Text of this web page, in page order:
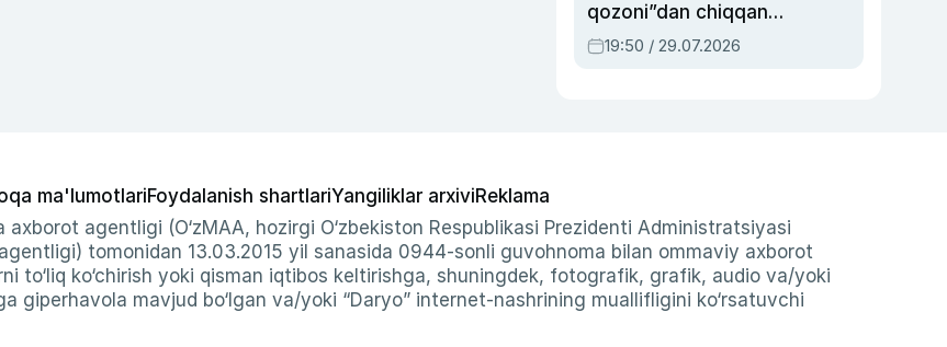
qozoni”dan chiqqan
qahramon — Ukraina
armiyasi bosh
19:50 / 29.07.2026
ma'lumotlariFoydalanish shartlariYangiliklar arxiviReklama
agentligi (O‘zMAA, hozirgi O‘zbekiston Respublikasi Prezidenti Administratsiyasi
tomonidan 13.03.2015 yil sanasida 0944-sonli guvohnoma bilan ommaviy axborot
to‘liq ko‘chirish yoki qisman iqtibos keltirishga, shuningdek, fotografik, grafik, audio va/yoki
giperhavola mavjud bo‘lgan va/yoki “Daryo” internet-nashrining muallifligini ko‘rsatuvchi